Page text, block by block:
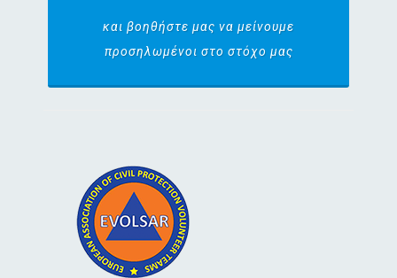
και βοηθήστε μας να μείνουμε
προσηλωμένοι στο στόχο μας